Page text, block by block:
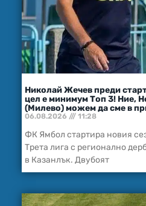
Николай Жечев преди
цел е минимум Топ 3! Ние,
(Милево) можем да сме в
06.08.2026 11:28
ФК Ямбол стартира новия
Трета лига с регионално
в Казанлък. Двубоят